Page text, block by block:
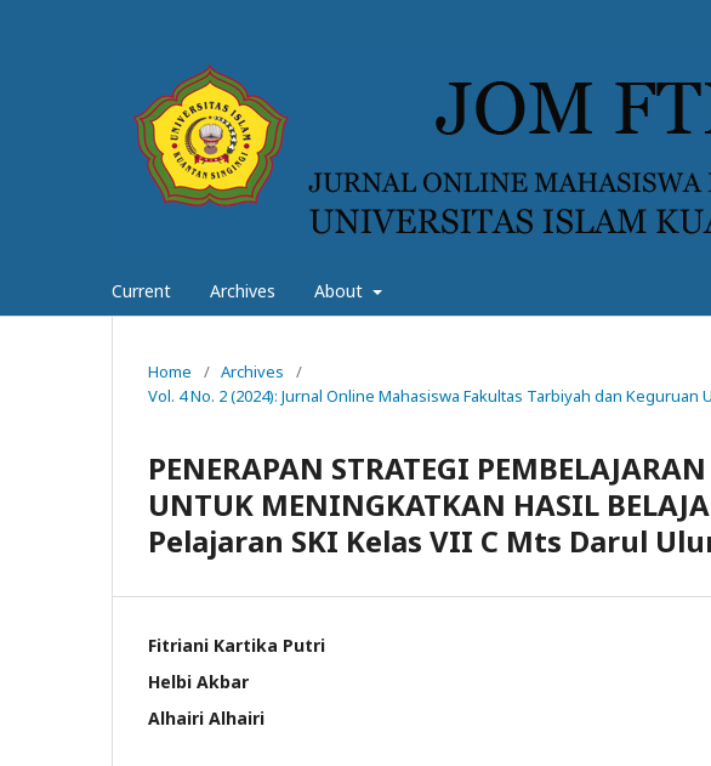
Current Archives About
Home / Archives
/
Vol. 4 No. 2 (2024): Jurnal Online Mahasiswa Fakultas Tarbiyah dan
PENERAPAN STRATEGI
UNTUK MENINGKATKAN HASIL
Pelajaran SKI Kelas VII C Mts Darul
Fitriani Kartika Putri
Helbi Akbar
Alhairi Alhairi